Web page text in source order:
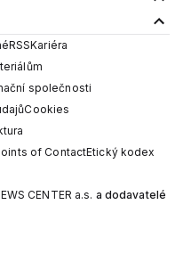
RSSKariéra
společnosti
Cookies
of ContactEtický kodex
CENTER a.s. a dodavatelé